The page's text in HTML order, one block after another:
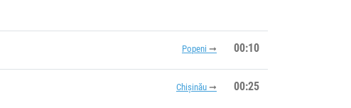
Popeni 00:10
Chișinău 00:25